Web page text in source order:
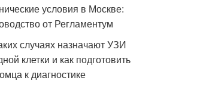
условия в Москве:
от Регламентум
случаях назначают УЗИ
клетки и как подготовить
к диагностике